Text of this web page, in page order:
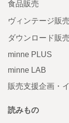
食品販売
ヴィンテージ販売
ダウンロード販売
minne PLUS
minne LAB
販売支援企画・
読みもの